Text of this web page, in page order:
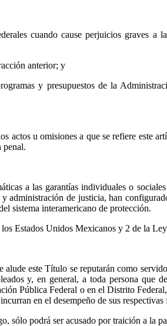
cuando cause perjuicios graves
anterior; y
y presupuestos de la
actos u omisiones a que se refiere este
penal.
a las garantías individuales o
administración de justicia, han
sistema interamericano de protección.
Estados Unidos Mexicanos y 2 de la
alude este Título se reputarán como
y, en general, a toda persona que
Pública Federal o en el Distrito
en el desempeño de sus respectivas
sólo podrá ser acusado por traición a la